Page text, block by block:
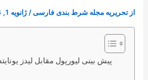
از تحریریه مجله شرط بندی فارسی/ژانویه 1, 2026